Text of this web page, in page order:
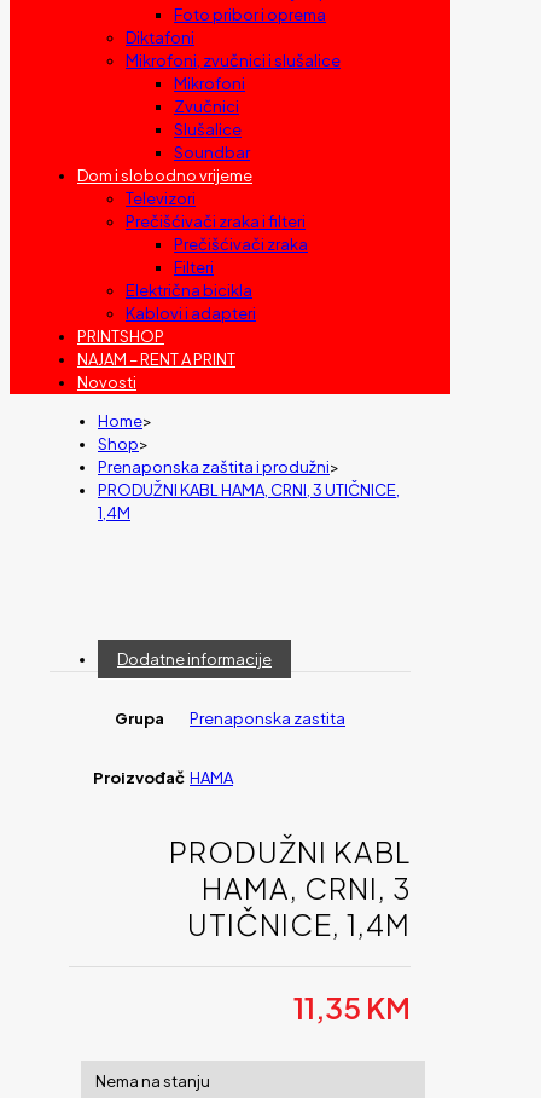
Foto pribor i oprema
Diktafoni
Mikrofoni, zvučnici i slušalice
Mikrofoni
Zvučnici
Slušalice
Soundbar
Dom i slobodno vrijeme
Televizori
Prečišćivači zraka i filteri
Prečišćivači zraka
Filteri
Električna bicikla
Kablovi i adapteri
PRINTSHOP
NAJAM – RENT A PRINT
Novosti
Home>
Shop>
Prenaponska zaštita i produžni>
PRODUŽNI KABL HAMA, CRNI, 3 UTIČNICE,
1,4M
Dodatne informacije
Grupa Prenaponska zastita
Proizvođač HAMA
PRODUŽNI KABL
HAMA, CRNI, 3
UTIČNICE, 1,4M
11,35 KM
Nema na stanju